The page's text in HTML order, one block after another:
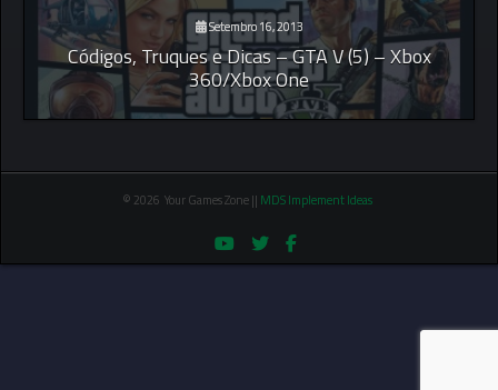
Setembro 16, 2013
Códigos, Truques e Dicas – GTA V (5) – Xbox
360/Xbox One
© 2026 Your Games Zone || MDS Implement Ideas